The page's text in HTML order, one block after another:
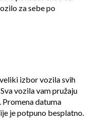
za sebe po
izbor vozila svih
vozila vam pružaju
datuma
je potpuno besplatno.